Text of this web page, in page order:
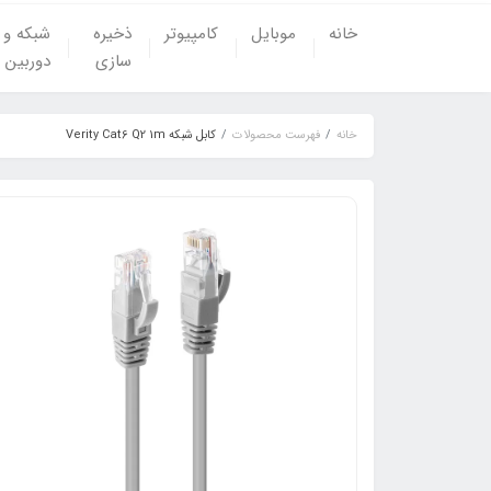
خانه موبایل کامپیوتر
ذخیره
سازی
شبکه و
دوربین
خانه فهرست محصولات کابل شبکه Verity Cat6 Q2 1m